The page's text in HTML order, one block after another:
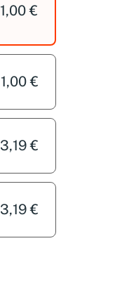
1,00 €
1,00 €
3,19 €
3,19 €